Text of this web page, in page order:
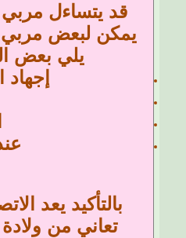
قد يتساءل مربي
يمكن لبعض مربي
يلي بعض
إجهاد
بالتأكيد يعد
تعاني من